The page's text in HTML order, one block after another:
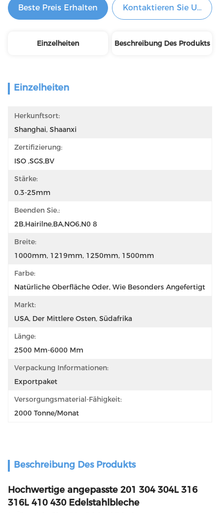
Beste Preis Erhalten Kontaktieren Sie Uns
Einzelheiten Beschreibung Des Produkts
Einzelheiten
Herkunftsort:
Shanghai, Shaanxi
Zertifizierung:
ISO ,SGS,BV
Stärke:
0.3-25mm
Beenden Sie.:
2B,Hairilne,BA,NO6,N0 8
Breite:
1000mm, 1219mm, 1250mm, 1500mm
Farbe:
Natürliche Oberfläche Oder, Wie Besonders Angefertigt
Markt:
USA, Der Mittlere Osten, Südafrika
Länge:
2500 Mm-6000 Mm
Verpackung Informationen:
Exportpaket
Versorgungsmaterial-Fähigkeit:
2000 Tonne/Monat
Beschreibung Des Produkts
Hochwertige angepasste 201 304 304L 316
316L 410 430 Edelstahlbleche